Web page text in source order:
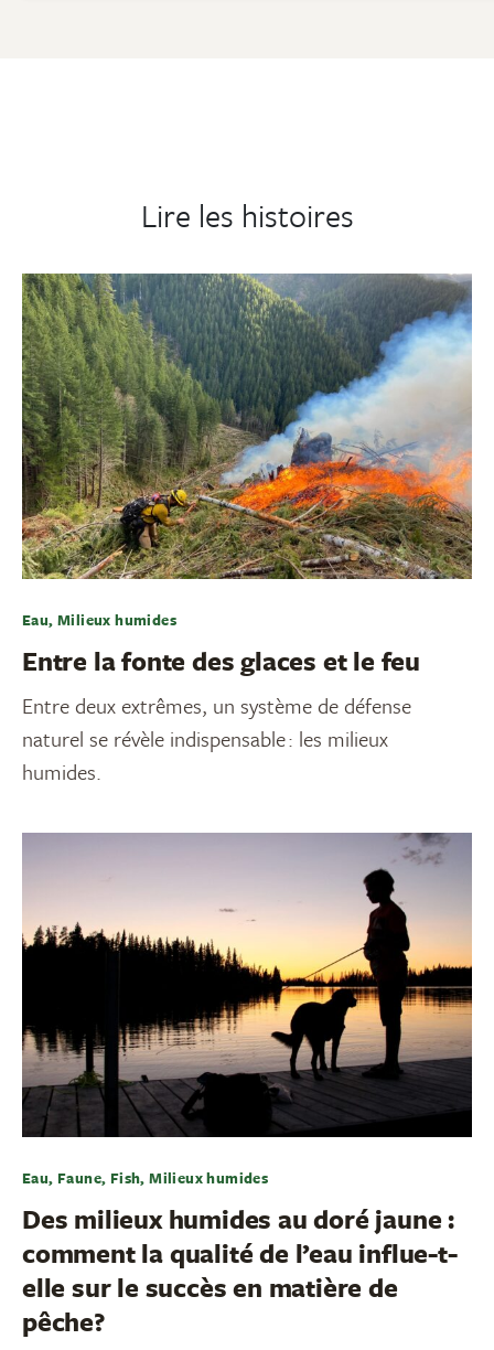
Lire les histoires
Eau, Milieux humides
Entre la fonte des glaces et le feu
Entre deux extrêmes, un système de défense
naturel se révèle indispensable : les milieux
humides.
Eau, Faune, Fish, Milieux humides
Des milieux humides au doré jaune :
comment la qualité de l’eau influe-t-
elle sur le succès en matière de
pêche?